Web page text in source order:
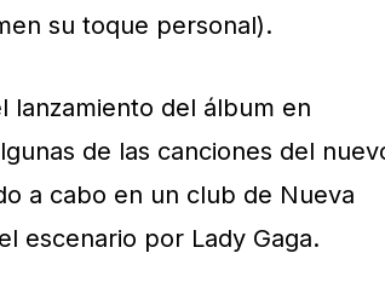
su toque personal).
lanzamiento del álbum en
de las canciones del
a cabo en un club de Nueva
escenario por Lady Gaga.